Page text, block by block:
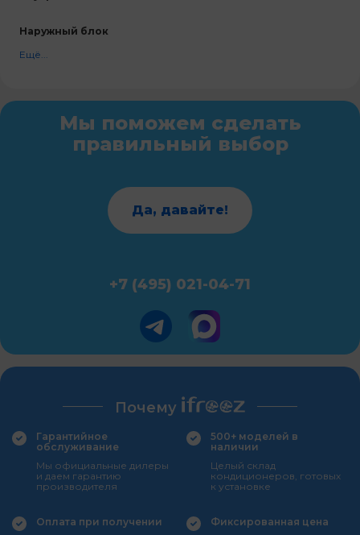
Наружный блок
Ещё...
Мы поможем сделать
правильный выбор
Да, давайте!
+7 (495) 021-04-71
Почему
Гарантийное
обслуживание
Мы официальные дилеры
и даем гарантию
производителя
500+ моделей в
наличии
Целый склад
кондиционеров, готовых
к установке
Оплата при получении Фиксированная цена